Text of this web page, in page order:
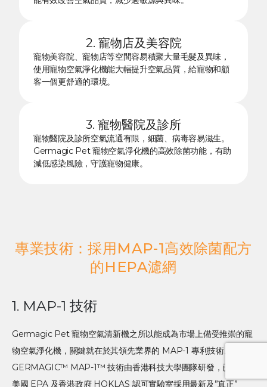
2. 寵物店及美容院
寵物美容院、寵物店等空間容易積聚大量毛髮及異味，
使用寵物空氣淨化機能大幅提升空氣品質，給寵物和顧
客一個更舒適的環境。
3. 寵物醫院及診所
寵物醫院及診所空氣流通有限，細菌、病毒容易滋生。
Germagic Pet 寵物空氣淨化機的高效除菌功能，有助
減低感染風險，守護寵物健康。
專業技術：採用MAP-1高效除菌配方
的HEPA濾網
1. MAP-1 技術
Germagic Pet 寵物空氣清新機之所以能成為市場上備受推崇的寵
物空氣淨化機，關鍵就在於其領先業界的 MAP-1 專利技術。
GERMAGIC™ MAP-1™ 技術由香港科技大學團隊研發，已獲得
美國 EPA 及香港政府 HOKLAS 認可實驗室採用最新及”真正”